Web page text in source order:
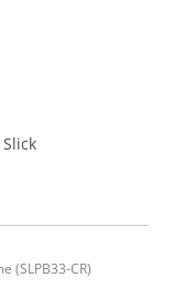
(SLPB33-CR)